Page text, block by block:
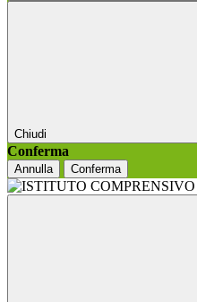
Chiudi
Conferma
Annulla Conferma